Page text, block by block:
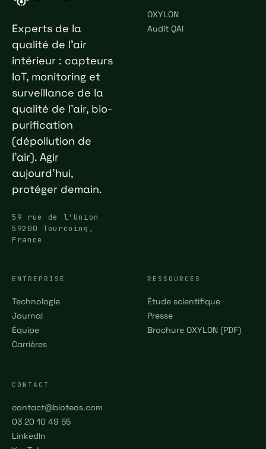
Experts de la
qualité de l'air
intérieur : capteurs
IoT, monitoring et
surveillance de la
qualité de l'air, bio-
purification
(dépollution de
l'air). Agir
aujourd'hui,
protéger demain.
59 rue de l'Union
59200 Tourcoing,
France
OXYLON
Audit QAI
ENTREPRISE
Technologie
Journal
Équipe
Carrières
RESSOURCES
Étude scientifique
Presse
Brochure OXYLON (PDF)
CONTACT
contact@bioteos.com
03 20 10 49 55
LinkedIn